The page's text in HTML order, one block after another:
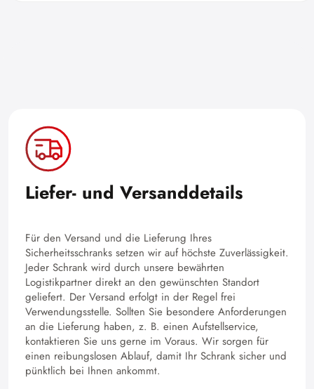
Liefer- und Versanddetails
Für den Versand und die Lieferung Ihres
Sicherheitsschranks setzen wir auf höchste Zuverlässigkeit.
Jeder Schrank wird durch unsere bewährten
Logistikpartner direkt an den gewünschten Standort
geliefert. Der Versand erfolgt in der Regel frei
Verwendungsstelle. Sollten Sie besondere Anforderungen
an die Lieferung haben, z. B. einen Aufstellservice,
kontaktieren Sie uns gerne im Voraus. Wir sorgen für
einen reibungslosen Ablauf, damit Ihr Schrank sicher und
pünktlich bei Ihnen ankommt.